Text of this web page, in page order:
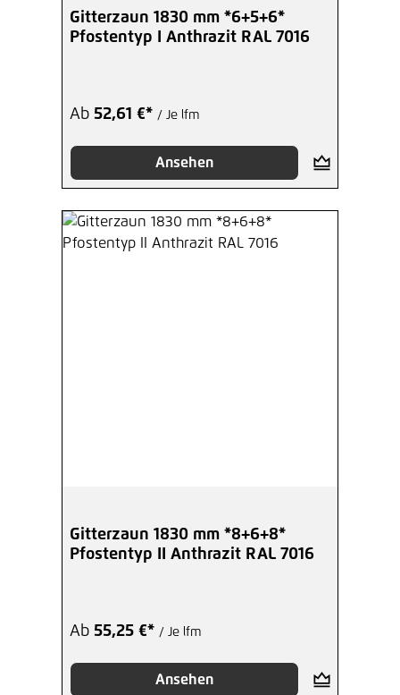
Durchschnittliche Bewertung von 5 von 5
Gitterzaun 1830 mm *6+5+6*
Pfostentyp I Anthrazit RAL 7016
Ab 52,61 €* / Je lfm
Ansehen
Gitterzaun 1830 mm *8+6+8*
Pfostentyp II Anthrazit RAL 7016
Ab 55,25 €* / Je lfm
Ansehen